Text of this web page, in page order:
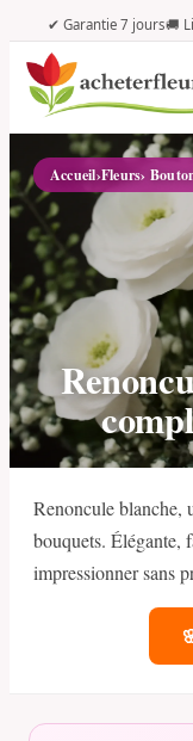
✔ Garantie 7 jours🚚
Accueil›Fleurs›
Renoncule blanche,
bouquets. Élégante,
impressionner sans